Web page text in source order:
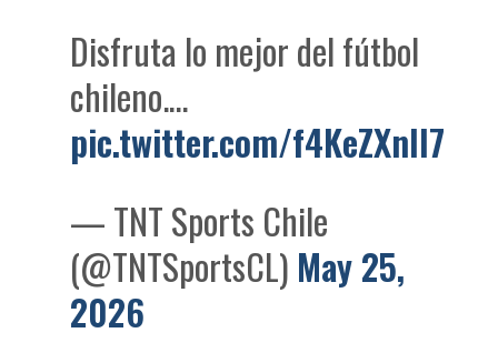
Disfruta lo mejor del fútbol
chileno.…
pic.twitter.com/f4KeZXnll7
— TNT Sports Chile
(@TNTSportsCL) May 25,
2026